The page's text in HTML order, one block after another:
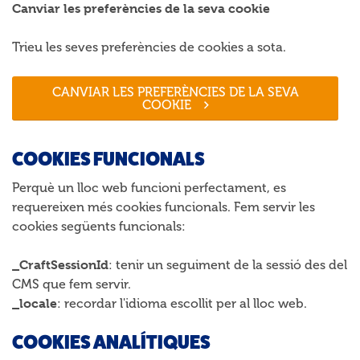
Canviar les preferències de la seva cookie
Trieu les seves preferències de cookies a sota.
CANVIAR LES PREFERÈNCIES DE LA SEVA
COOKIE
COOKIES FUNCIONALS
Perquè un lloc web funcioni perfectament, es
requereixen més cookies funcionals. Fem servir les
cookies següents funcionals:
_CraftSessionId: tenir un seguiment de la sessió des del
CMS que fem servir.
_locale: recordar l'idioma escollit per al lloc web.
COOKIES ANALÍTIQUES